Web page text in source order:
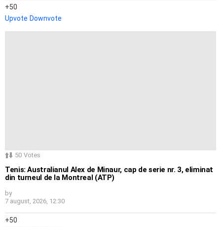
50
Upvote Downvote
50 Votes
Tenis: Australianul Alex de Minaur, cap de serie nr. 3, eliminat
din turneul de la Montreal (ATP)
by
7 august, 2026, 12:30
50